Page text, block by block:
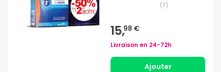
(7)
15,98 €
Livraison en 24-72h
Ajouter